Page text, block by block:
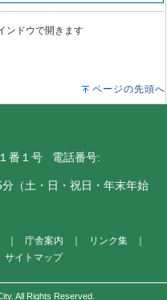
ンドウで開きます
ページの先頭へ
番１号 電話番号:
（土・日・祝日・年末年始
庁舎案内 リンク集
サイトマップ
All Rights Reserved.